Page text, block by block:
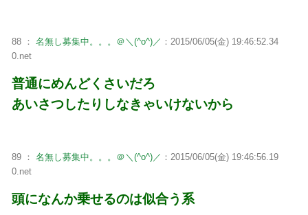
88 ： 名無し募集中。。。＠＼(^o^)／ ：2015/06/05(金) 19:46:52.34
0.net
普通にめんどくさいだろ
あいさつしたりしなきゃいけないから
89 ： 名無し募集中。。。＠＼(^o^)／ ：2015/06/05(金) 19:46:56.19
0.net
頭になんか乗せるのは似合う系